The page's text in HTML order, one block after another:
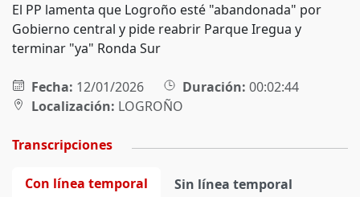
El PP lamenta que Logroño esté "abandonada" por
Gobierno central y pide reabrir Parque Iregua y
terminar "ya" Ronda Sur
Fecha: 12/01/2026 Duración: 00:02:44
Localización: LOGROÑO
Transcripciones
Con línea temporal Sin línea temporal